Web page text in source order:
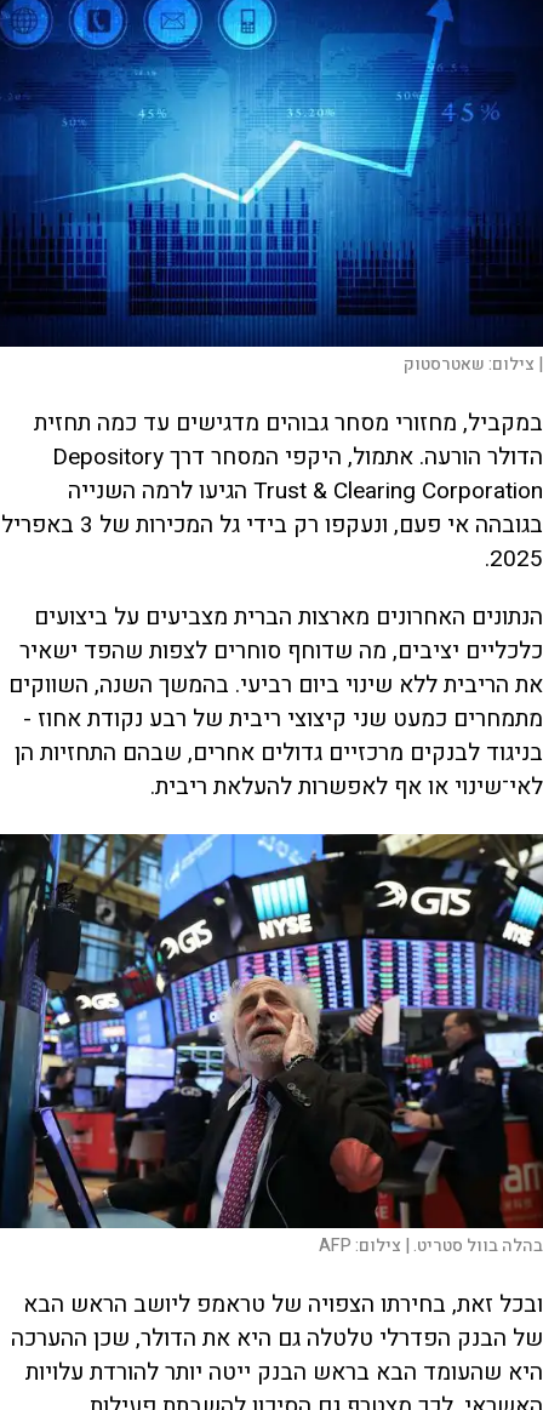
| צילום:שאטרסטוק
במקביל, מחזורי מסחר גבוהים מדגישים עד כמה תחזית
הדולר הורעה. אתמול, היקפי המסחר דרך Depository
Trust & Clearing Corporation הגיעו לרמה השנייה
בגובהה אי פעם, ונעקפו רק בידי גל המכירות של 3 באפריל
2025.
הנתונים האחרונים מארצות הברית מצביעים על ביצועים
כלכליים יציבים, מה שדוחף סוחרים לצפות שהפד ישאיר
את הריבית ללא שינוי ביום רביעי. בהמשך השנה, השווקים
מתמחרים כמעט שני קיצוצי ריבית של רבע נקודת אחוז -
בניגוד לבנקים מרכזיים גדולים אחרים, שבהם התחזיות הן
לאי־שינוי או אף לאפשרות להעלאת ריבית.
בהלה בוול סטריט. | צילום:AFP
ובכל זאת, בחירתו הצפויה של טראמפ ליושב הראש הבא
של הבנק הפדרלי טלטלה גם היא את הדולר, שכן ההערכה
היא שהעומד הבא בראש הבנק ייטה יותר להורדת עלויות